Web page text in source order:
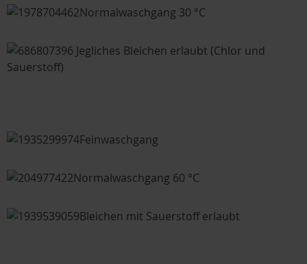
Normalwaschgang 30 °C
Jegliches Bleichen erlaubt (Chlor und
Sauerstoff)
Feinwaschgang
Normalwaschgang 60 °C
Bleichen mit Sauerstoff erlaubt